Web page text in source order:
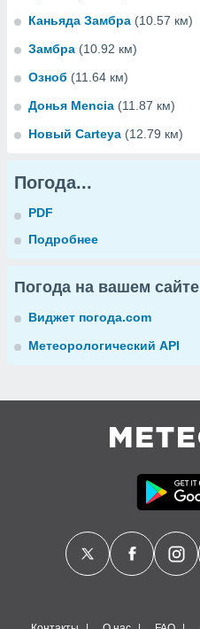
Каньяда Замбра (10.57 км)
Замбра (10.92 км)
Озноб (11.64 км)
Донья Mencia (11.87 км)
Новый Carteya (12.79 км)
Погода...
PDF
Подробнее
Погода на вашем сайте
Виджет погода.com
Метеорологический API